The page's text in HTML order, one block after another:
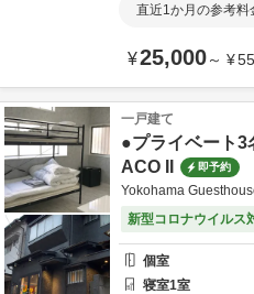
直近1か月の参考料
¥25,000～ ¥
一戸建て
●プライベート3
ACO II
即予約
Yokohama
新型コロナウイルス
個室
寝室1室